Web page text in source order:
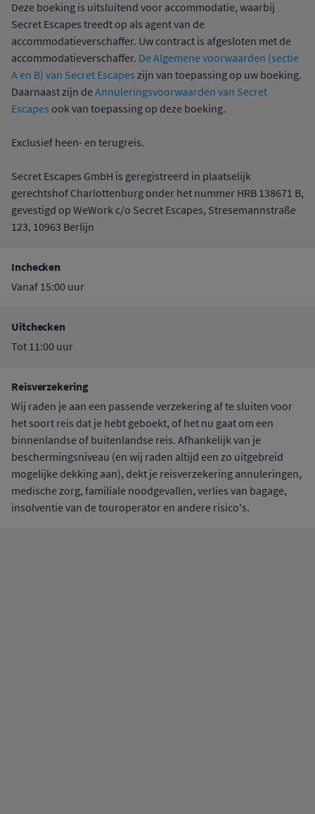
Deze boeking is uitsluitend voor accommodatie, waarbij
Secret Escapes treedt op als agent van de
accommodatieverschaffer. Uw contract is afgesloten met de
accommodatieverschaffer. De Algemene voorwaarden (sectie
A en B) van Secret Escapes zijn van toepassing op uw boeking.
Daarnaast zijn deAnnuleringsvoorwaarden van Secret
Escapes ook van toepassing op deze boeking.
Exclusief heen- en terugreis.
Secret Escapes GmbH is geregistreerd in plaatselijk
gerechtshof Charlottenburg onder het nummer HRB 138671 B,
gevestigd op WeWork c/o Secret Escapes, Stresemannstraße
123, 10963 Berlijn
Inchecken
Vanaf 15:00 uur
Uitchecken
Tot 11:00 uur
Reisverzekering
Wij raden je aan een passende verzekering af te sluiten voor
het soort reis dat je hebt geboekt, of het nu gaat om een
binnenlandse of buitenlandse reis. Afhankelijk van je
beschermingsniveau (en wij raden altijd een zo uitgebreid
mogelijke dekking aan), dekt je reisverzekering annuleringen,
medische zorg, familiale noodgevallen, verlies van bagage,
insolventie van de touroperator en andere risico's.